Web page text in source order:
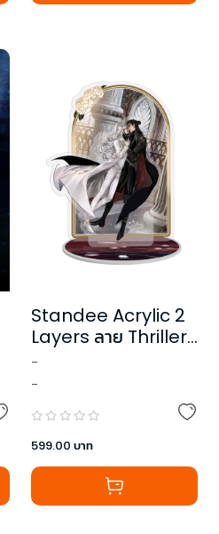
Standee Acrylic 2
Layers ลาย Thriller
Trainee เด็กฝึกระทึก
ขวัญ เล่ม 6
-
-
599.00 บาท